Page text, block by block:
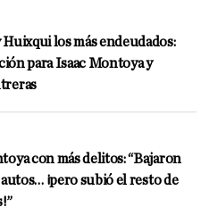
los más endeudados:
para Isaac Montoya y
con más delitos: “Bajaron
¡pero subió el resto de